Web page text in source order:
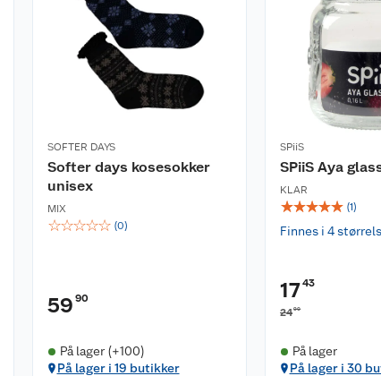
SOFTER DAYS
Softer days kosesokker
unisex
MIX
☆☆☆☆☆ (0)
59 90
På lager (+100)
På lager i 19 butikker
SPiiS
SPiiS Aya
KLAR
☆☆☆☆☆ (1)
Finnes i 4
1743
2490
På lager
På lager i 30